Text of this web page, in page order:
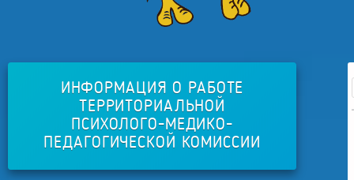
ИНФОРМАЦИЯ О РАБОТЕ
ТЕРРИТОРИАЛЬНОЙ
ПСИХОЛОГО-МЕДИКО-
ПЕДАГОГИЧЕСКОЙ КОМИССИИ